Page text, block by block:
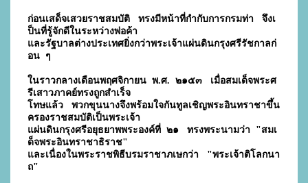
ก่อนเสด็จเสวยราชสมบัติ   ทรงมีหน้าที่กำกับการกรมท่า   จึงเ
ป็นที่รู้จักดีในระหว่างพ่อค้า
และรัฐบาลต่างประเทศยิ่งกว่าพระเจ้าแผ่นดินกรุงศรีรัชกาลก่
อน  ๆ
ในราวกลางเดือนพฤศจิกายน  พ.ศ.  ๒๑๕๓   เมื่อสมเด็จพระศ
รีเสาวภาคย์ทรงถูกสำเร็จ
โทษแล้ว   พวกขุนนางจึงพร้อมใจกันทูลเชิญพระอินทราชาขึ้น
ครองราชสมบัติเป็นพระเจ้า
แผ่นดินกรุงศรีอยุธยาพพระองค์ที่  ๒๑   ทรงพระนามว่า  "สมเ
ด็จพระอินทราชาธิราช"
และเนื่องในพระราชพิธีบรมราชาภเษกว่า   "พระเจ้าติโลกนา
ถ"